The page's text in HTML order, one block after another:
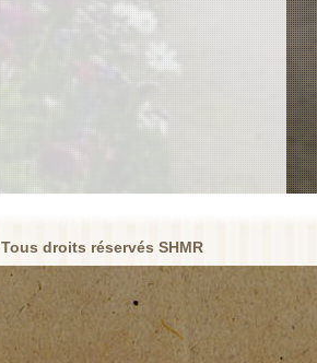
Tous droits réservés SHMR